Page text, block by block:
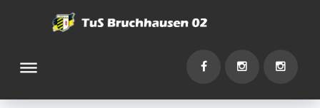
dehaze